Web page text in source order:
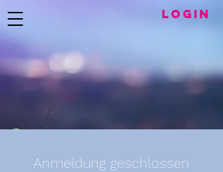
LogIN
Anmeldung geschlossen